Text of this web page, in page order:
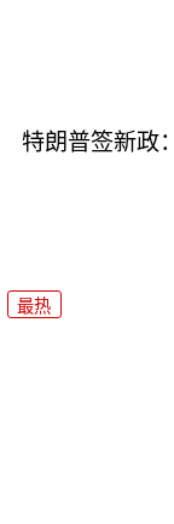
特朗普签新政
最热